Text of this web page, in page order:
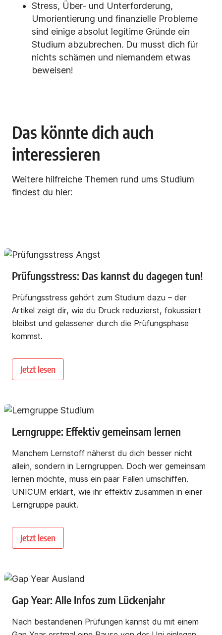
Stress, Über- und Unterforderung,
Umorientierung und finanzielle Probleme
sind einige absolut legitime Gründe ein
Studium abzubrechen. Du musst dich für
nichts schämen und niemandem etwas
beweisen!
Das könnte dich auch
interessieren
Weitere hilfreiche Themen rund ums Studium
findest du hier:
Prüfungsstress: Das kannst du dagegen tun!
Prüfungsstress gehört zum Studium dazu – der
Artikel zeigt dir, wie du Druck reduzierst, fokussiert
bleibst und gelassener durch die Prüfungsphase
kommst.
Jetzt lesen
Lerngruppe: Effektiv gemeinsam lernen
Manchem Lernstoff näherst du dich besser nicht
allein, sondern in Lerngruppen. Doch wer gemeinsam
lernen möchte, muss ein paar Fallen umschiffen.
UNICUM erklärt, wie ihr effektiv zusammen in einer
Lerngruppe paukt.
Jetzt lesen
Gap Year: Alle Infos zum Lückenjahr
Nach bestandenen Prüfungen kannst du mit einem